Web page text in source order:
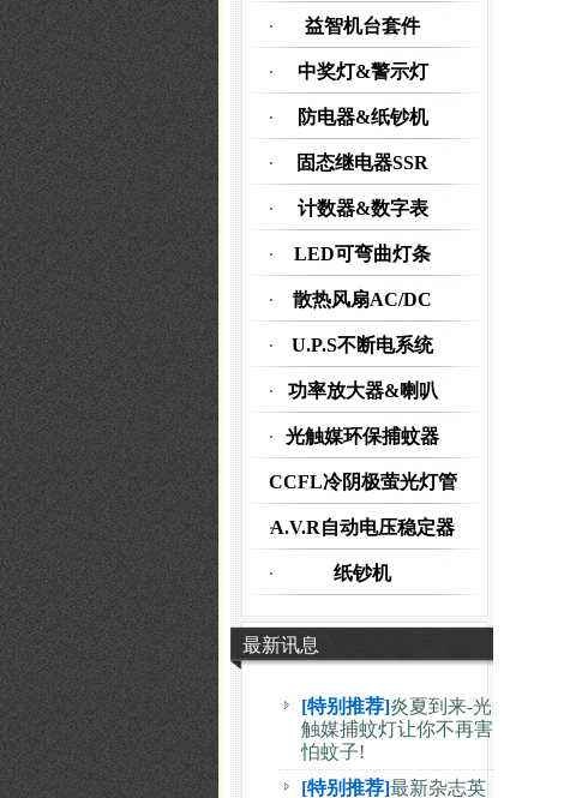
益智机台套件
中奖灯&警示灯
防电器&纸钞机
固态继电器SSR
计数器&数字表
LED可弯曲灯条
散热风扇AC/DC
U.P.S不断电系统
功率放大器&喇叭
光触媒环保捕蚊器
CCFL冷阴极萤光灯管
A.V.R自动电压稳定器
纸钞机
最新讯息
[特别推荐]炎夏到来-光
触媒捕蚊灯让你不再害
怕蚊子!
[特别推荐]最新杂志英